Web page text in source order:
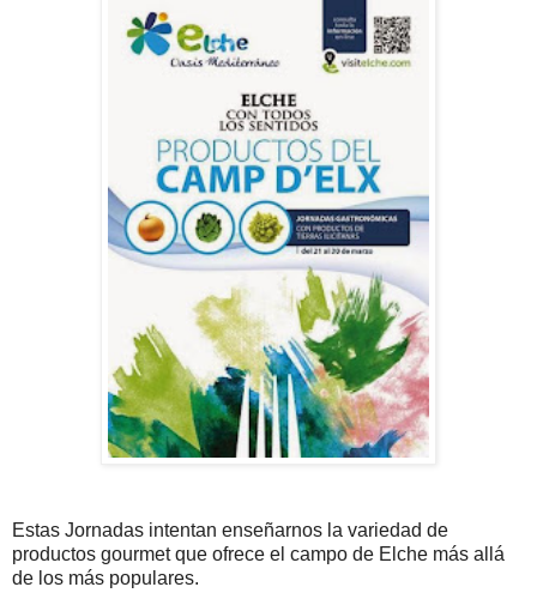
Estas Jornadas intentan enseñarnos la variedad de
productos gourmet que ofrece el campo de Elche más allá
de los más populares.